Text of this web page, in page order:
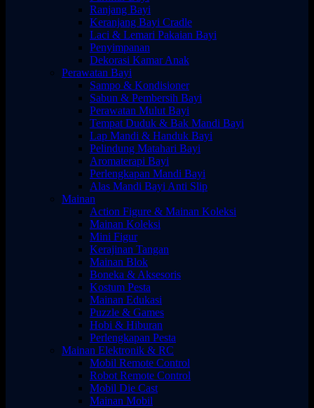
Ranjang Bayi
Keranjang Bayi Cradle
Laci & Lemari Pakaian Bayi
Penyimpanan
Dekorasi Kamar Anak
Perawatan Bayi
Sampo & Kondisioner
Sabun & Pembersih Bayi
Perawatan Mulut Bayi
Tempat Duduk & Bak Mandi Bayi
Lap Mandi & Handuk Bayi
Pelindung Matahari Bayi
Aromaterapi Bayi
Perlengkapan Mandi Bayi
Alas Mandi Bayi Anti Slip
Mainan
Action Figure & Mainan Koleksi
Mainan Koleksi
Mini Figur
Kerajinan Tangan
Mainan Blok
Boneka & Aksesoris
Kostum Pesta
Mainan Edukasi
Puzzle & Games
Hobi & Hiburan
Perlengkapan Pesta
Mainan Elektronik & RC
Mobil Remote Control
Robot Remote Control
Mobil Die Cast
Mainan Mobil